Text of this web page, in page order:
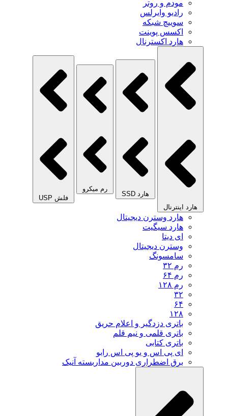
مودم و روتر
رادیو وایرلس
سوییچ شبکه
اکسس پوینت
هارد اکسترنال
هارد اینترنال
هارد SSD
رم میکرو
فلش USP
هارد وسترن دیجیتال
هارد سیگیت
ای دیتا
وسترن دیجیتال
سامسونگ
رم ۳۲
رم ۶۴
رم ۱۲۸
۳۲
۶۴
۱۲۸
باتری دزدگیر و اعلام حریق
باتری قلمی و نیم قلم
باتری کتابی
ای پی اس و یو پی اس رابو
برق اضطراری دوربین مداربسته آنیک